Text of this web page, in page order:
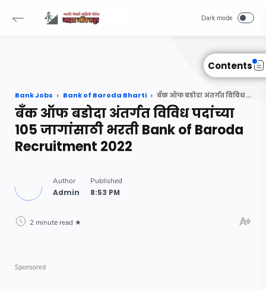
Contents
Bank Jobs Bank of Baroda Bharti बँक ऑफ बडोदा अंतर्गत विविध पदांच्या 105 जागांसाठी भरती Bank of Baroda Recruitment 2022
बँक ऑफ बडोदा अंतर्गत विविध पदांच्या
105 जागांसाठी भरती Bank of Baroda
Recruitment 2022
2 minute read